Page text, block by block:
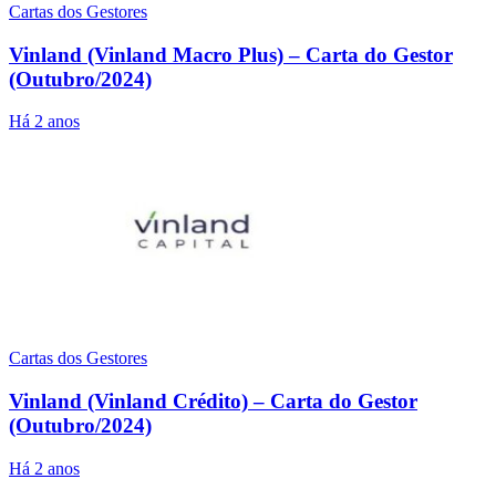
Cartas dos Gestores
Vinland (Vinland Macro Plus) – Carta do Gestor
(Outubro/2024)
Há 2 anos
Cartas dos Gestores
Vinland (Vinland Crédito) – Carta do Gestor
(Outubro/2024)
Há 2 anos